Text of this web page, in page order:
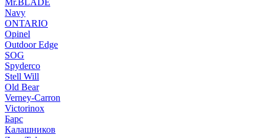
Mr.BLADE
Navy
ONTARIO
Opinel
Outdoor Edge
SOG
Spyderco
Stell Will
Old Bear
Verney-Carron
Victorinox
Барс
Калашников